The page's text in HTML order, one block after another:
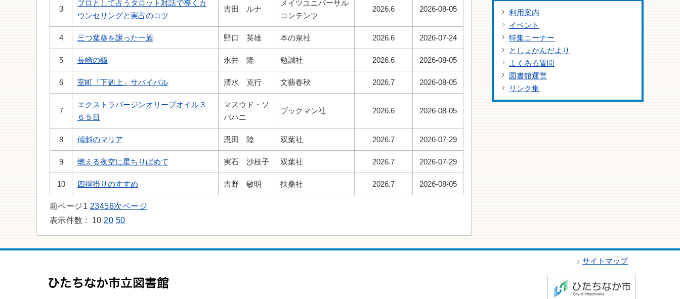
3
プロとして占うタロット対話で導くカ
ウンセリングと実占のコツ
吉田 ルナ
メイツユニバーサル
コンテンツ
2026.6 2026-08-05
4 三つ葉葵を譲った一族 野口 英雄 本の泉社 2026.6 2026-07-24
5 長崎の鐘 永井 隆 勉誠社 2026.6 2026-08-05
6 室町「下剋上」サバイバル 清水 克行 文藝春秋 2026.7 2026-08-05
7
エクストラバージンオリーブオイル３
６５日
マスウド・ソ
バハニ
ブックマン社 2026.6 2026-08-05
8 傾斜のマリア 恩田 陸 双葉社 2026.7 2026-07-29
9 燃える夜空に星ちりばめて 実石 沙枝子 双葉社 2026.7 2026-07-29
10 四得摂りのすすめ 吉野 敏明 扶桑社 2026.7 2026-08-05
前ページ1 23456次ページ
表示件数 : 10 20 50
利用案内
イベント
特集コーナー
としょかんだより
よくある質問
図書館運営
リンク集
サイトマップ